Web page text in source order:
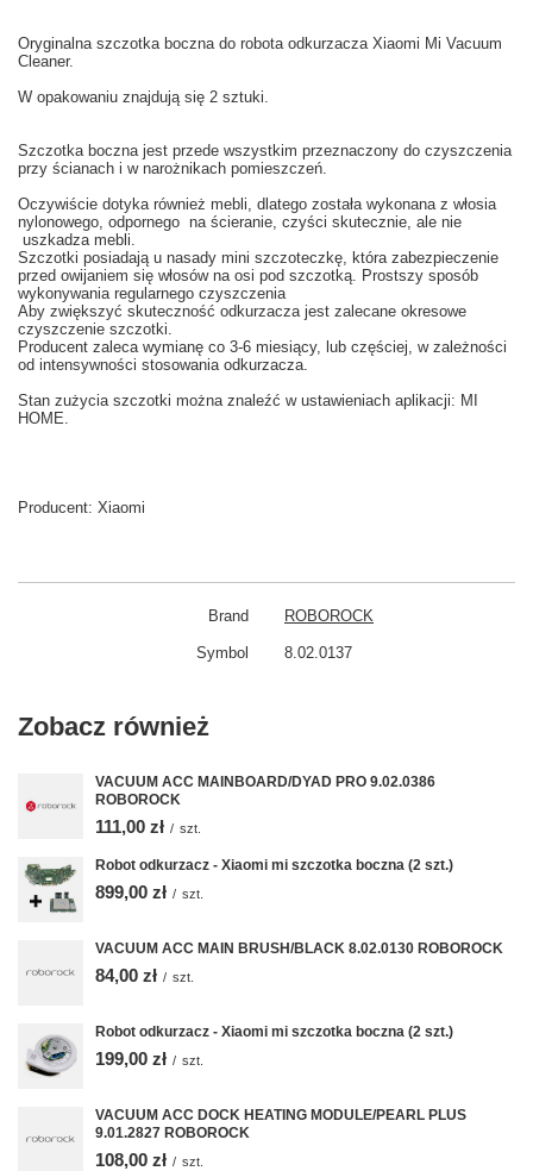
Oryginalna szczotka boczna do robota odkurzacza Xiaomi Mi Vacuum
Cleaner.
W opakowaniu znajdują się 2 sztuki.
Szczotka boczna jest przede wszystkim przeznaczony do czyszczenia
przy ścianach i w narożnikach pomieszczeń.
Oczywiście dotyka również mebli, dlatego została wykonana z włosia
nylonowego, odpornego na ścieranie, czyści skutecznie, ale nie
uszkadza mebli.
Szczotki posiadają u nasady mini szczoteczkę, którazabezpieczenie
przed owijaniem się włosów na osi pod szczotką. Prostszy sposób
wykonywania regularnego czyszczenia
Aby zwiększyć skuteczność odkurzacza jest zalecane okresowe
czyszczenie szczotki.
Producent zaleca wymianę co 3-6 miesiący, lub częściej, w zależności
od intensywności stosowania odkurzacza.
Stan zużycia szczotki można znaleźć w ustawieniach aplikacji: MI
HOME.
Producent: Xiaomi
Brand ROBOROCK
Symbol 8.02.0137
Zobacz również
VACUUM ACC MAINBOARD/DYAD PRO 9.02.0386
ROBOROCK
111,00 zł / szt.
Robot odkurzacz - Xiaomi mi szczotka boczna (2 szt.)
899,00 zł / szt.
VACUUM ACC MAIN BRUSH/BLACK 8.02.0130 ROBOROCK
84,00 zł / szt.
Robot odkurzacz - Xiaomi mi szczotka boczna (2 szt.)
199,00 zł / szt.
VACUUM ACC DOCK HEATING MODULE/PEARL PLUS
9.01.2827 ROBOROCK
108,00 zł / szt.